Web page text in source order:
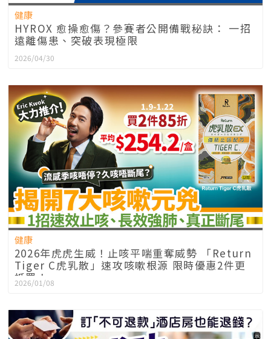
健康
HYROX 愈操愈傷？參賽者公開備戰秘訣： 一招
遠離傷患、突破表現極限
2026/04/30
健康
2026年虎虎生威！止咳平喘重奪威勢 「Return
Tiger C虎乳散」速攻咳嗽根源 限時優惠2件更
抵買！
2026/01/08